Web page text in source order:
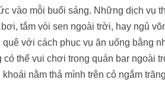
vào mỗi buổi sáng. Những dịch vụ
tắm vòi sen ngoài trời, hay ngủ
với cách phục vụ ăn uống bằng
có thể vui chơi trong quán bar ngoài
khoái nằm thả mình trên cỏ ngắm